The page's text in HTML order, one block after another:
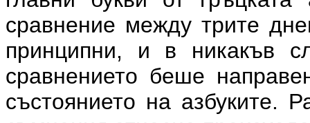
сравнение между трите
принципни, и в никакъв
сравнението беше
състоянието на азбуките.